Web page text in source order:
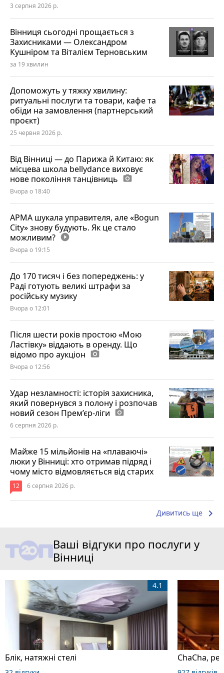
3 серпня 2026 р.
Вінниця сьогодні прощається з
Захисниками — Олександром
Кушніром та Віталієм Терновським
за 19 хвилин
Допоможуть у тяжку хвилину:
ритуальні послуги та товари, кафе та
обіди на замовлення (партнерський
проєкт)
25 червня 2026 р.
Від Вінниці — до Парижа й Китаю: як
місцева школа bellydance виховує
нове покоління танцівниць photo_camera
Вчора о 18:40
АРМА шукала управителя, але «Bogun
City» знову будують. Як це стало
можливим? play_circle_filled
Вчора о 19:15
До 170 тисяч і без попереджень: у
Раді готують великі штрафи за
російську музику
Вчора о 12:01
Після шести років простою «Мою
Ластівку» віддають в оренду. Що
відомо про аукціон photo_camera
Вчора о 12:56
Удар незламності: історія захисника,
який повернувся з полону і розпочав
новий сезон Прем’єр-ліги photo_camera
6 серпня 2026 р.
Майже 15 мільйонів на «плаваючі»
люки у Вінниці: хто отримав підряд і
чому місто відмовляється від старих
12 6 серпня 2026 р.
Дивитись ще keyboard_arrow_right
Ваші відгуки про послуги у
Вінниці
Блік, натяжні стелі
4.1
ChaCha,